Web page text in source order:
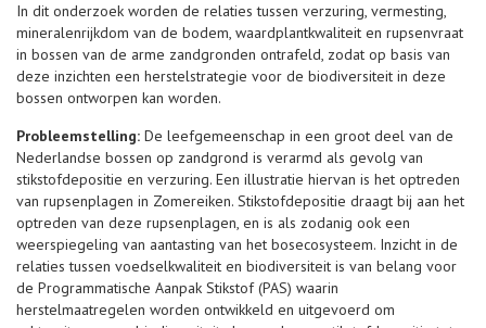
In dit onderzoek worden de relaties tussen verzuring, vermesting,
mineralenrijkdom van de bodem, waardplantkwaliteit en rupsenvraat
in bossen van de arme zandgronden ontrafeld, zodat op basis van
deze inzichten een herstelstrategie voor de biodiversiteit in deze
bossen ontworpen kan worden.
Probleemstelling: De leefgemeenschap in een groot deel van de
Nederlandse bossen op zandgrond is verarmd als gevolg van
stikstofdepositie en verzuring. Een illustratie hiervan is het optreden
van rupsenplagen in Zomereiken. Stikstofdepositie draagt bij aan het
optreden van deze rupsenplagen, en is als zodanig ook een
weerspiegeling van aantasting van het bosecosysteem. Inzicht in de
relaties tussen voedselkwaliteit en biodiversiteit is van belang voor
de Programmatische Aanpak Stikstof (PAS) waarin
herstelmaatregelen worden ontwikkeld en uitgevoerd om